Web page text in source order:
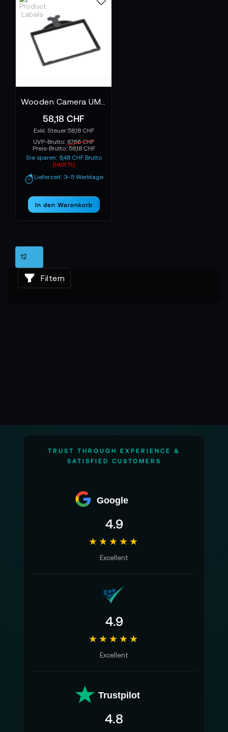
58,18 CHF
58,18 CHF
UVP-Brutto: 67,66 CHF
Preis-Brutto: 58,18 CHF
Sie sparen: 9,48 CHF Brutto
(14.01 %)
Lieferzeit: 3–5 Werktage
In den Warenkorb
Filtern
TRUST THROUGH EXPERIENCE &
SATISFIED CUSTOMERS
Google
4.9
★★★★★
Excellent
4.9
★★★★★
Excellent
Trustpilot
4.8